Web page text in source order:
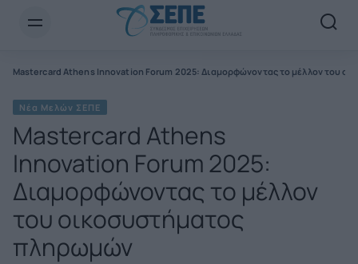
Mastercard Athens Innovation Forum 2025: Διαμορφώνοντας το μέλλον του
Νέα Μελών ΣΕΠΕ
Mastercard Athens
Innovation Forum 2025:
Διαμορφώνοντας το μέλλον
του οικοσυστήματος
πληρωμών
Newsletter Email*